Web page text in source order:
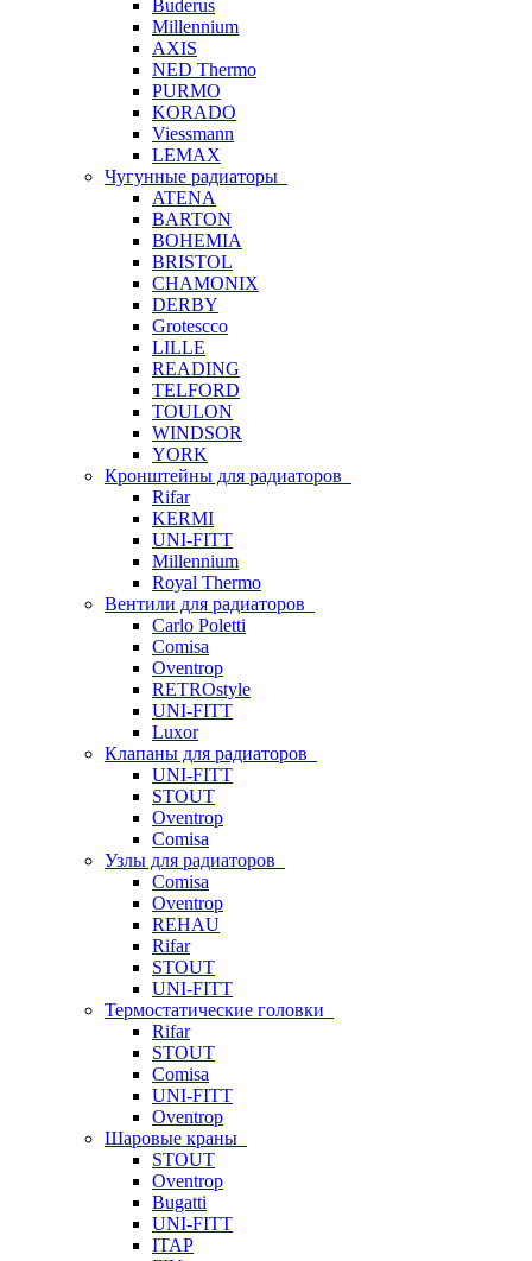
Buderus
Millennium
AXIS
NED Thermo
PURMO
KORADO
Viessmann
LEMAX
Чугунные радиаторы
ATENA
BARTON
BOHEMIA
BRISTOL
CHAMONIX
DERBY
Grotescco
LILLE
READING
TELFORD
TOULON
WINDSOR
YORK
Кронштейны для радиаторов
Rifar
KERMI
UNI-FITT
Millennium
Royal Thermo
Вентили для радиаторов
Carlo Poletti
Comisa
Oventrop
RETROstyle
UNI-FITT
Luxor
Клапаны для радиаторов
UNI-FITT
STOUT
Oventrop
Comisa
Узлы для радиаторов
Comisa
Oventrop
REHAU
Rifar
STOUT
UNI-FITT
Термостатические головки
Rifar
STOUT
Comisa
UNI-FITT
Oventrop
Шаровые краны
STOUT
Oventrop
Bugatti
UNI-FITT
ITAP